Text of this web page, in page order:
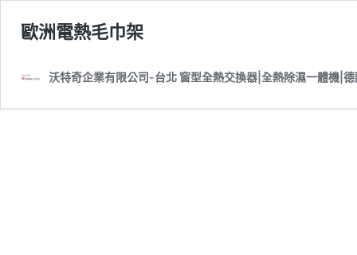
歐洲電熱毛巾架
沃特奇企業有限公司-台北 窗型全熱交換器|全熱除濕一體機|